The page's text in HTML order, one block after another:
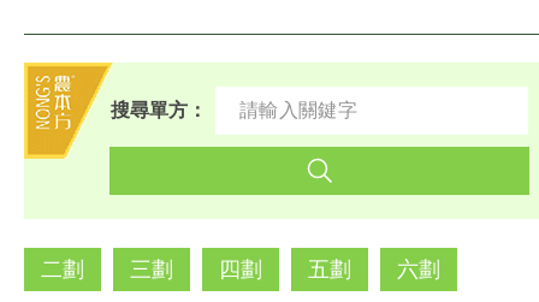
搜尋單方：
二劃 三劃 四劃 五劃 六劃